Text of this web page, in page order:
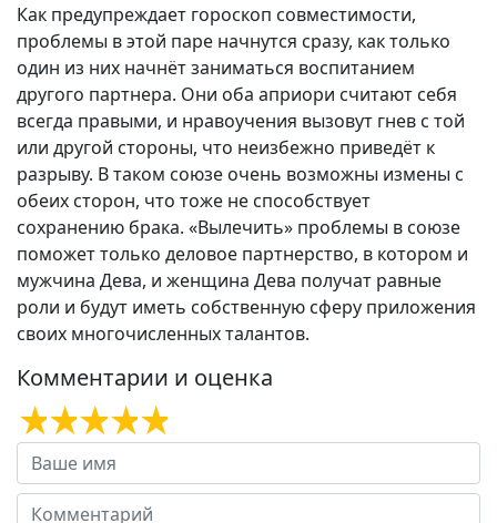
Как предупреждает гороскоп совместимости,
проблемы в этой паре начнутся сразу, как только
один из них начнёт заниматься воспитанием
другого партнера. Они оба априори считают себя
всегда правыми, и нравоучения вызовут гнев с той
или другой стороны, что неизбежно приведёт к
разрыву. В таком союзе очень возможны измены с
обеих сторон, что тоже не способствует
сохранению брака. «Вылечить» проблемы в союзе
поможет только деловое партнерство, в котором и
мужчина Дева, и женщина Дева получат равные
роли и будут иметь собственную сферу приложения
своих многочисленных талантов.
Комментарии и оценка